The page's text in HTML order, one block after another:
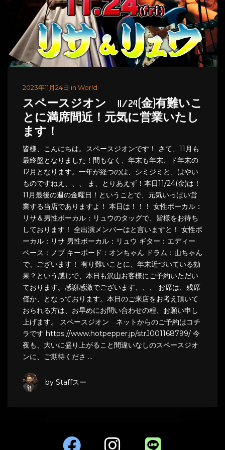
2023年11月24日 in World
スペースジオン 11/24(金)有難いこ
とに満席間近！元気に営業いたし
ます！
皆様、こんにちは。スペースジオンです！ さて、11月も
最終盤となりました！間もなく、年末も年末、ド年末の
12月となります。一年が経つのは、シミジミと、はやい
ものですねえ、、、 ま、とりあえず！本日11/24(金)は！
11月最後の週の金曜日！ということで、元気いっぱい営
業する当店でありますよ！ 本日は！！！ 女性ボーカル：
リサ＆男性ボーカル：リュウのタッグで、皆様をお待ち
しております！ 全出演メンバーはと言いますと！ 女性ボ
ーカル：リサ 男性ボーカル：リュウ ギター：エディー
ベース：ノブ キーボード：オンちゃん ドラム：山ちゃん
で、ございます！ 有り難いことに、年末近づいている効
果？という感じで、本日も沢山お客様にご予約いただい
ております。感謝感激でございます、、、 お席は、残席
僅か、となっております。本日のご来店をお考え頂いて
おられる方は、お早めにお問い合わせの程、お願い申し
上げます。 スペースジオン ネットからのご予約はコチ
ラです https://www.hotpepper.jp/strJ001168799/ 今
夜も、大いに盛り上がること間違いなしのスペースジオ
ンに、ご期待くださ …
by Staffスー